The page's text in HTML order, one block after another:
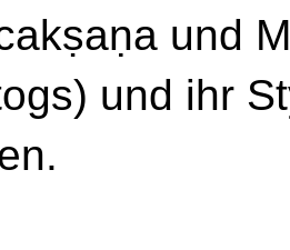
und
und ihr